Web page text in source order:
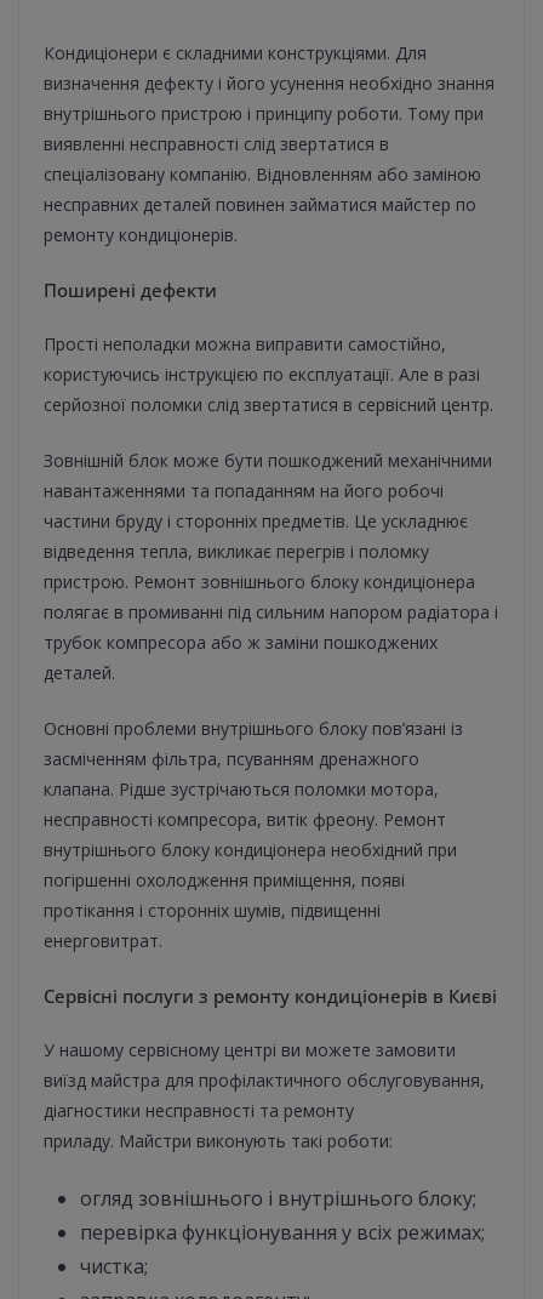
Кондиціонери є складними конструкціями. Для
визначення дефекту і його усунення необхідно знання
внутрішнього пристрою і принципу роботи. Тому при
виявленні несправності слід звертатися в
спеціалізовану компанію. Відновленням або заміною
несправних деталей повинен займатися майстер по
ремонту кондиціонерів.
Поширені дефекти
Прості неполадки можна виправити самостійно,
користуючись інструкцією по експлуатації. Але в разі
серйозної поломки слід звертатися в сервісний центр.
Зовнішній блок може бути пошкоджений механічними
навантаженнями та попаданням на його робочі
частини бруду і сторонніх предметів. Це ускладнює
відведення тепла, викликає перегрів і поломку
пристрою. Ремонт зовнішнього блоку кондиціонера
полягає в промиванні під сильним напором радіатора і
трубок компресора або ж заміни пошкоджених
деталей.
Основні проблеми внутрішнього блоку пов’язані із
засміченням фільтра, псуванням дренажного
клапана. Рідше зустрічаються поломки мотора,
несправності компресора, витік фреону. Ремонт
внутрішнього блоку кондиціонера необхідний при
погіршенні охолодження приміщення, появі
протікання і сторонніх шумів, підвищенні
енерговитрат.
Сервісні послуги з ремонту кондиціонерів в Києві
У нашому сервісному центрі ви можете замовити
виїзд майстра для профілактичного обслуговування,
діагностики несправності та ремонту
приладу. Майстри виконують такі роботи:
огляд зовнішнього і внутрішнього блоку;
перевірка функціонування у всіх режимах;
чистка;